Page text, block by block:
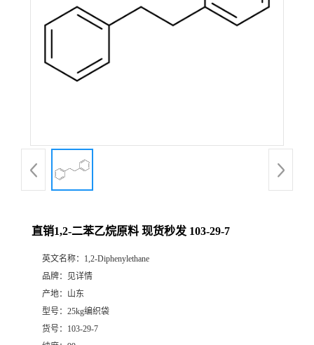
直销1,2-二苯乙烷原料 现货秒发 103-29-7
英文名称： 1,2-Diphenylethane
品牌：
见详情
产地： 山东
型号： 25kg编织袋
货号： 103-29-7